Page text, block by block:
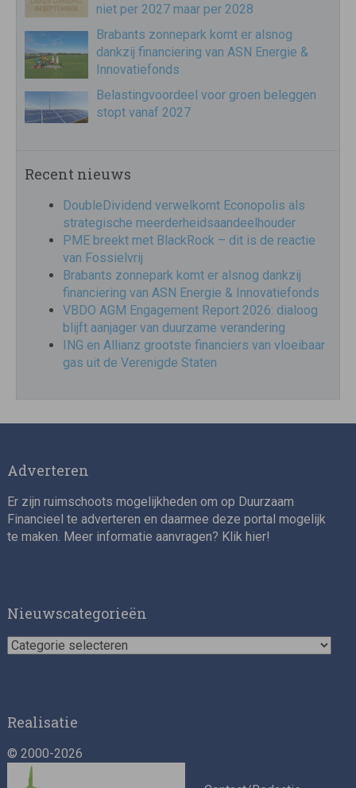
niet per 2027 maar per 2028
Brabants zonnepark komt er alsnog
dankzij financiering van ASN Energie &
Innovatiefonds
Belastingvoordeel voor groen beleggen
stopt vanaf 2027
Recent nieuws
DoubleDividend verwelkomt Econopolis als
strategische meerderheidsaandeelhouder
PME breekt met BlackRock – dit is de reactie
van Fossielvrij
Brabants zonnepark komt er alsnog dankzij
financiering van ASN Energie & Innovatiefonds
VBDO AGM Engagement Report 2026: dialoog
blijft aanjager van duurzame verandering
ING en Allianz grootste financiers van vloeibaar
gas uit de Verenigde Staten
Adverteren
Er zijn ruimschoots mogelijkheden om op Duurzaam
Financieel te adverteren en daarmee deze portal mogelijk
te maken. Meer informatie aanvragen? Klik hier!
Nieuwscategorieën
Nieuwscategorieën
Realisatie
© 2000-2026